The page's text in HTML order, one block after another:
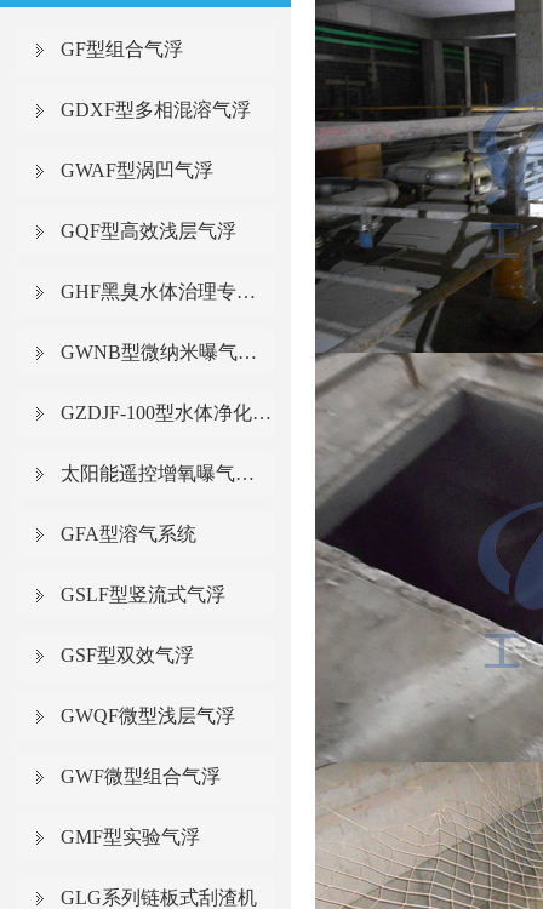
GF型组合气浮
GDXF型多相混溶气浮
GWAF型涡凹气浮
GQF型高效浅层气浮
GHF黑臭水体治理专用气浮
GWNB型微纳米曝气系统
GZDJF-100型水体净化增氧一体化气浮船
太阳能遥控增氧曝气系统
GFA型溶气系统
GSLF型竖流式气浮
GSF型双效气浮
GWQF微型浅层气浮
GWF微型组合气浮
GMF型实验气浮
GLG系列链板式刮渣机